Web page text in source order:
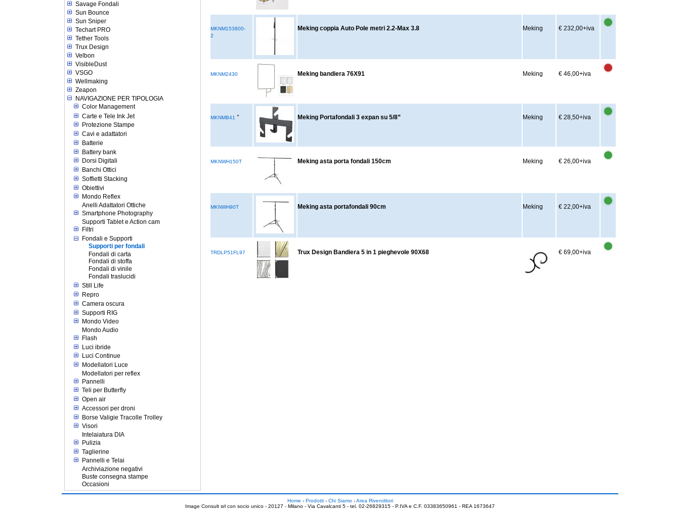
Savage Fondali
Sun Bounce
Sun Sniper
Techart PRO
Tether Tools
Trux Design
Velbon
VisibleDust
VSGO
Wellmaking
Zeapon
NAVIGAZIONE PER TIPOLOGIA
Color Management
Carte e Tele Ink Jet
Protezione Stampe
Cavi e adattatori
Batterie
Battery bank
Dorsi Digitali
Banchi Ottici
Soffietti Stacking
Obiettivi
Mondo Reflex
Anelli Adattatori Ottiche
Smartphone Photography
Supporti Tablet e Action cam
Filtri
Fondali e Supporti
Supporti per fondali
Fondali di carta
Fondali di stoffa
Fondali di vinile
Fondali traslucidi
Still Life
Repro
Camera oscura
Supporti RIG
Mondo Video
Mondo Audio
Flash
Luci ibride
Luci Continue
Modellatori Luce
Modellatori per reflex
Pannelli
Teli per Butterfly
Open air
Accessori per droni
Borse Valigie Tracolle Trolley
Visori
Intelaiatura DIA
Pulizia
Taglierine
Pannelli e Telai
Archiviazione negativi
Buste consegna stampe
Occasioni
MKNM153800-
2
Meking coppia Auto Pole metri 2.2-Max 3.8 Meking € 232,00+iva
MKNM2430 Meking bandiera 76X91 Meking € 46,00+iva
MKNMB41 ° Meking Portafondali 3 expan su 5/8” Meking € 28,50+iva
MKNWH150T Meking asta porta fondali 150cm Meking € 26,00+iva
MKNWH90T Meking asta portafondali 90cm Meking € 22,00+iva
TRDLP51FL97 Trux Design Bandiera 5 in 1 pieghevole 90X68 € 69,00+iva
Home - Prodotti - Chi Siamo-Area Rivenditori
Image Consult srl con socio unico - 20127 - Milano - Via Cavalcanti 5 - tel. 02-26829315 - P.IVA e C.F. 03383650961 - REA 1673647